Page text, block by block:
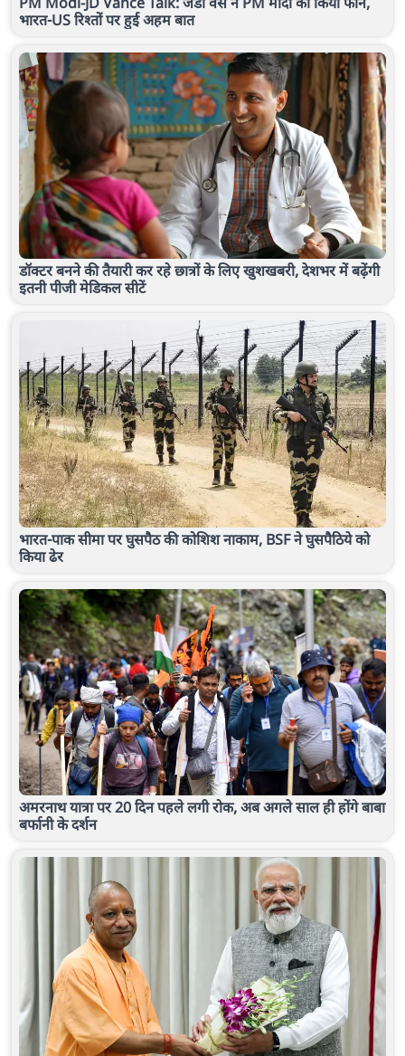
भारत-US रिश्तों पर हुई अहम बात
डॉक्टर बनने की तैयारी कर रहे छात्रों के लिए खुशखबरी, देशभर में बढ़ेंगी
इतनी पीजी मेडिकल सीटें
भारत-पाक सीमा पर घुसपैठ की कोशिश नाकाम, BSF ने घुसपैठिये को
किया ढेर
अमरनाथ यात्रा पर 20 दिन पहले लगी रोक, अब अगले साल ही होंगे बाबा
बर्फानी के दर्शन